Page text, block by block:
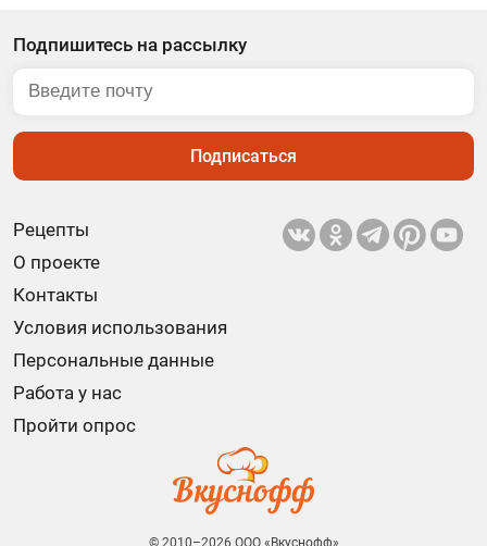
Рецепты
О проекте
Контакты
Условия использования
Персональные данные
Работа у нас
Пройти опрос
Подпишитесь на рассылку
Подписаться
© 2010–2026 ООО «Вкуснофф»